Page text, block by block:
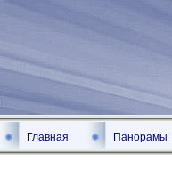
Главная Панорамы